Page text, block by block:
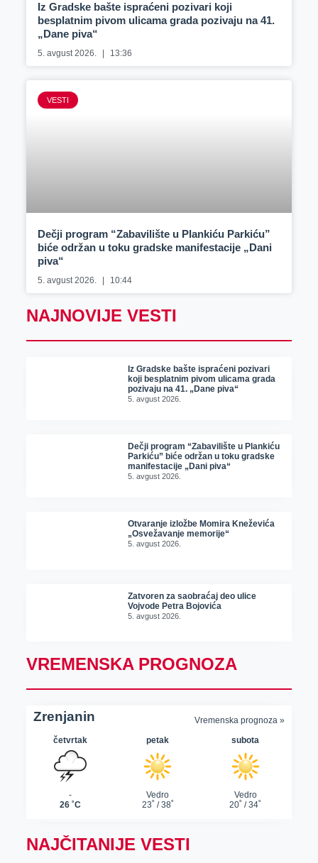
Iz Gradske bašte ispraćeni pozivari koji
besplatnim pivom ulicama grada pozivaju na 41.
„Dane piva“
5. avgust 2026. 13:36
VESTI
Dečji program “Zabavilište u Plankiću Parkiću”
biće održan u toku gradske manifestacije „Dani
piva“
5. avgust 2026. 10:44
NAJNOVIJE VESTI
Iz Gradske bašte ispraćeni pozivari
koji besplatnim pivom ulicama grada
pozivaju na 41. „Dane piva“
5. avgust 2026.
Dečji program “Zabavilište u Plankiću
Parkiću” biće održan u toku gradske
manifestacije „Dani piva“
5. avgust 2026.
Otvaranje izložbe Momira Kneževića
„Osvežavanje memorije“
5. avgust 2026.
Zatvoren za saobraćaj deo ulice
Vojvode Petra Bojovića
5. avgust 2026.
VREMENSKA PROGNOZA
NAJČITANIJE VESTI